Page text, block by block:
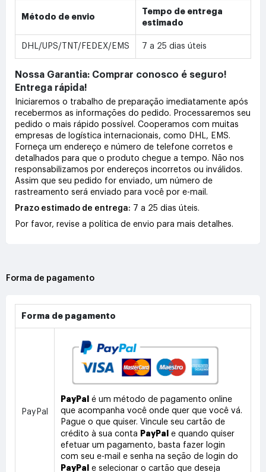
Método de envio
Tempo de entrega
estimado
DHL/UPS/TNT/FEDEX/EMS 7 a 25 dias úteis
Nossa Garantia: Comprar conosco é seguro!
Entrega rápida!
Iniciaremos o trabalho de preparação imediatamente após
recebermos as informações do pedido. Processaremos seu
pedido o mais rápido possível. Cooperamos com muitas
empresas de logística internacionais, como DHL, EMS.
Forneça um endereço e número de telefone corretos e
detalhados para que o produto chegue a tempo. Não nos
responsabilizamos por endereços incorretos ou inválidos.
Assim que seu pedido for enviado, um número de
rastreamento será enviado para você por e-mail.
Prazo estimado de entrega: 7 a 25 dias úteis.
Por favor, revise a política de envio para mais detalhes.
Forma de pagamento
Forma de pagamento
PayPal
PayPal
é um método de pagamento online
que acompanha você onde quer que você vá.
Pague o que quiser. Vincule seu cartão de
crédito à sua conta PayPal
e quando quiser
efetuar um pagamento, basta fazer login
com seu e-mail e senha na seção de login do
PayPal
e selecionar o cartão que deseja